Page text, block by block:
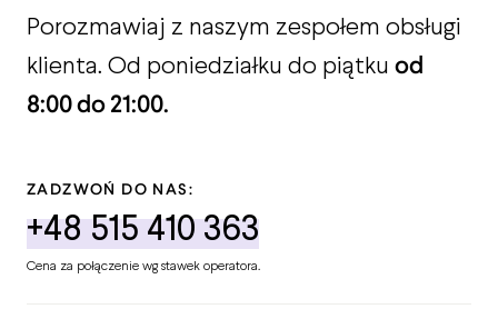
Porozmawiaj z naszym zespołem obsługi
klienta. Od poniedziałku do piątku od
8:00 do 21:00.
ZADZWOŃ DO NAS:
+48 515 410 363
Cena za połączenie wg stawek operatora.